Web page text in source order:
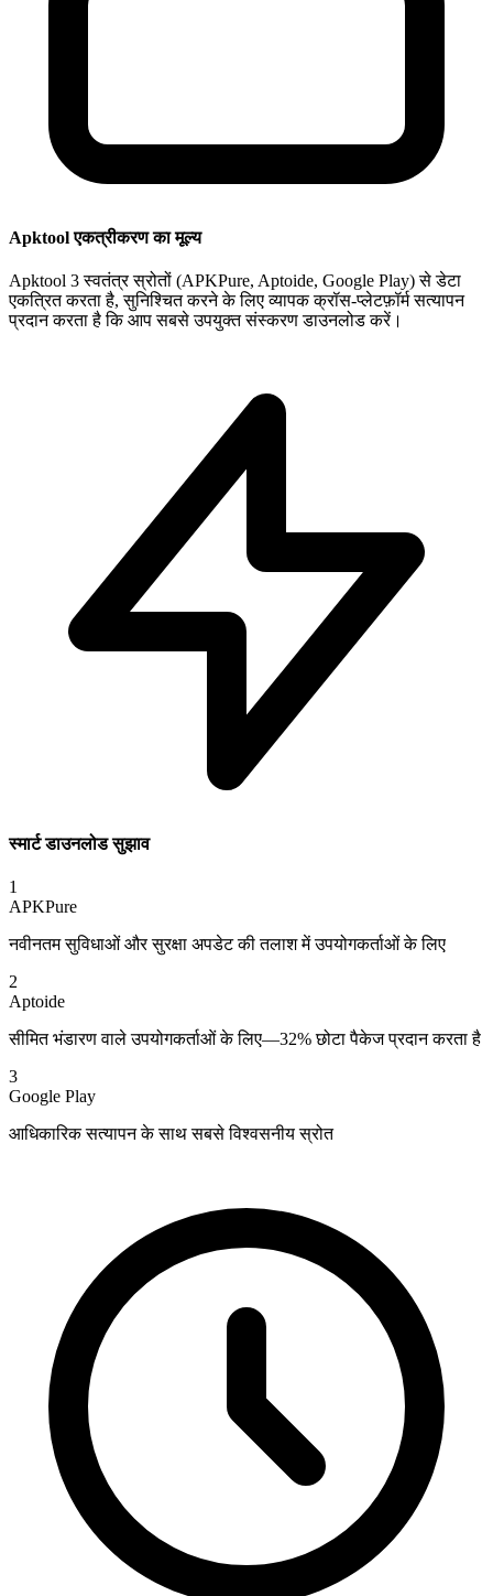
Apktool एकत्रीकरण का मूल्य
Apktool 3 स्वतंत्र स्रोतों (APKPure, Aptoide, Google Play) से डेटा
एकत्रित करता है, सुनिश्चित करने के लिए व्यापक क्रॉस-प्लेटफ़ॉर्म सत्यापन
प्रदान करता है कि आप सबसे उपयुक्त संस्करण डाउनलोड करें।
स्मार्ट डाउनलोड सुझाव
1
APKPure
नवीनतम सुविधाओं और सुरक्षा अपडेट की तलाश में उपयोगकर्ताओं के लिए
2
Aptoide
सीमित भंडारण वाले उपयोगकर्ताओं के लिए—32% छोटा पैकेज प्रदान करता है
3
Google Play
आधिकारिक सत्यापन के साथ सबसे विश्वसनीय स्रोत